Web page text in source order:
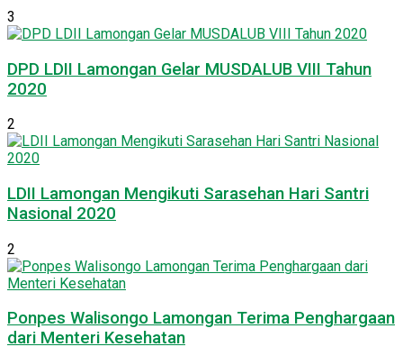
3
DPD LDII Lamongan Gelar MUSDALUB VIII Tahun
2020
2
LDII Lamongan Mengikuti Sarasehan Hari Santri
Nasional 2020
2
Ponpes Walisongo Lamongan Terima Penghargaan
dari Menteri Kesehatan